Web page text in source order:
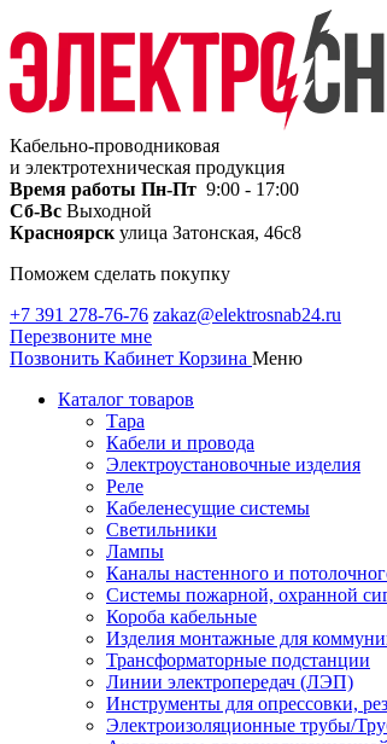
Кабельно-проводниковая
и электротехническая продукция
Время работы Пн-Пт 9:00 - 17:00
Сб-Вс Выходной
Красноярск улица Затонская, 46с8
Поможем сделать покупку
+7 391 278-76-76 zakaz@elektrosnab24.ru
Перезвоните мне
Позвонить Кабинет Корзина Меню
Каталог товаров
Тара
Кабели и провода
Электроустановочные изделия
Реле
Кабеленесущие системы
Светильники
Лампы
Каналы настенного и
Системы пожарной, охранной
Короба кабельные
Изделия монтажные для
Трансформаторные подстанции
Линии электропередач (ЛЭП)
Инструменты для опрессовки,
Электроизоляционные трубы/